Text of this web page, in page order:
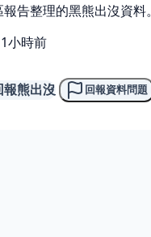
告整理的黑熊出沒資料。
小時前
報熊出沒 回報資料問題